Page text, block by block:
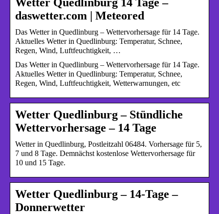
daswetter.com | Meteored
Das Wetter in Quedlinburg – Wettervorhersage für 14 Tage.
Aktuelles Wetter in Quedlinburg: Temperatur, Schnee,
Regen, Wind, Luftfeuchtigkeit, …
Das Wetter in Quedlinburg – Wettervorhersage für 14 Tage.
Aktuelles Wetter in Quedlinburg: Temperatur, Schnee,
Regen, Wind, Luftfeuchtigkeit, Wetterwarnungen, etc
Wetter Quedlinburg – Stündliche
Wettervorhersage – 14 Tage
Wetter in Quedlinburg, Postleitzahl 06484. Vorhersage für 5,
7 und 8 Tage. Demnächst kostenlose Wettervorhersage für
10 und 15 Tage.
Wetter Quedlinburg – 14-Tage –
Donnerwetter